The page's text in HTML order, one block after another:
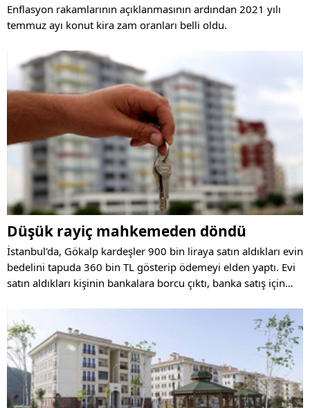
Enflasyon rakamlarının açıklanmasının ardından 2021 yılı
temmuz ayı konut kira zam oranları belli oldu.
Düşük rayiç mahkemeden döndü
İstanbul'da, Gökalp kardeşler 900 bin liraya satın aldıkları evin
bedelini tapuda 360 bin TL gösterip ödemeyi elden yaptı. Evi
satın aldıkları kişinin bankalara borcu çıktı, banka satış için
bulundu. Mahkeme satışı iptal ederken, bankaya da evi
icradan satma yetkisi verdi.